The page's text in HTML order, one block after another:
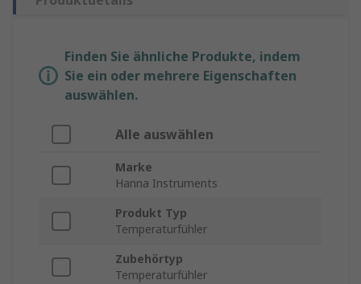
Finden Sie ähnliche Produkte, indem
Sie ein oder mehrere Eigenschaften
auswählen.
Alle auswählen
Marke
Hanna Instruments
Produkt Typ
Temperaturfühler
Zubehörtyp
Temperaturfühler